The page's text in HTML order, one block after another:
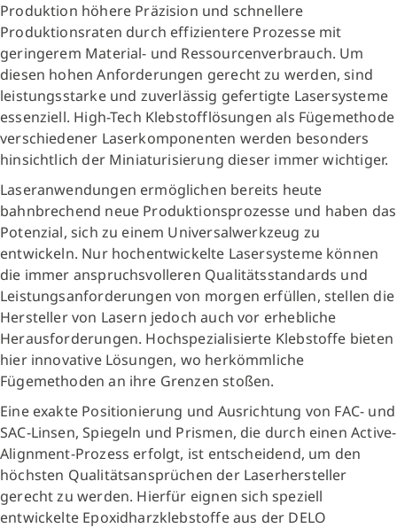
Produktion höhere Präzision und schnellere
Produktionsraten durch effizientere Prozesse mit
geringerem Material- und Ressourcenverbrauch. Um
diesen hohen Anforderungen gerecht zu werden, sind
leistungsstarke und zuverlässig gefertigte Lasersysteme
essenziell. High-Tech Klebstofflösungen als Fügemethode
verschiedener Laserkomponenten werden besonders
hinsichtlich der Miniaturisierung dieser immer wichtiger.
Laseranwendungen ermöglichen bereits heute
bahnbrechend neue Produktionsprozesse und haben das
Potenzial, sich zu einem Universalwerkzeug zu
entwickeln. Nur hochentwickelte Lasersysteme können
die immer anspruchsvolleren Qualitätsstandards und
Leistungsanforderungen von morgen erfüllen, stellen die
Hersteller von Lasern jedoch auch vor erhebliche
Herausforderungen. Hochspezialisierte Klebstoffe bieten
hier innovative Lösungen, wo herkömmliche
Fügemethoden an ihre Grenzen stoßen.
Eine exakte Positionierung und Ausrichtung von FAC- und
SAC-Linsen, Spiegeln und Prismen, die durch einen Active-
Alignment-Prozess erfolgt, ist entscheidend, um den
höchsten Qualitätsansprüchen der Laserhersteller
gerecht zu werden. Hierfür eignen sich speziell
entwickelte Epoxidharzklebstoffe aus der DELO